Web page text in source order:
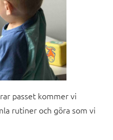
passet kommer vi
rutiner och göra som vi